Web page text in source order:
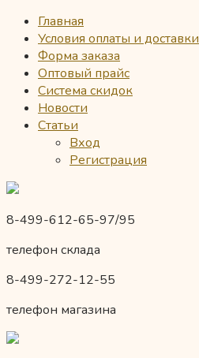
Главная
Условия оплаты и доставки
Форма заказа
Оптовый прайс
Система скидок
Новости
Статьи
Вход
Регистрация
8-499-612-65-97/95
телефон склада
8-499-272-12-55
телефон магазина